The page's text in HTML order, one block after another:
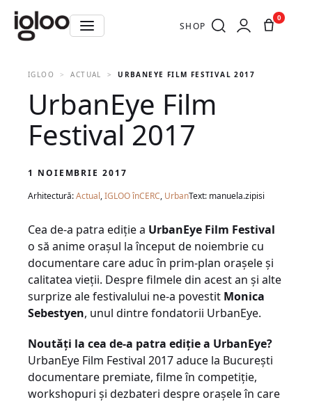
SHOP
0
IGLOO ACTUAL URBANEYE FILM FESTIVAL 2017
UrbanEye Film
Festival 2017
1 NOIEMBRIE 2017
Arhitectură:Actual,IGLOO înCERC, UrbanText: manuela.zipisi
Cea de-a patra ediţie a UrbanEye Film Festival
o să anime orașul la început de noiembrie cu
documentare care aduc în prim-plan orașele și
calitatea vieţii. Despre filmele din acest an și alte
surprize ale festivalului ne-a povestit Monica
Sebestyen, unul dintre fondatorii UrbanEye.
Noutăţi la cea de-a patra ediţie a UrbanEye?
UrbanEye Film Festival 2017 aduce la București
documentare premiate, filme în competiţie,
workshopuri și dezbateri despre orașele în care